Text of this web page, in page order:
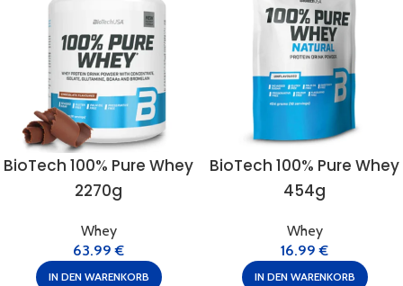
BioTech 100% Pure Whey
2270g
Whey
63.99€
IN DEN WARENKORB
BioTech 100% Pure Whey
454g
Whey
16.99€
IN DEN WARENKORB